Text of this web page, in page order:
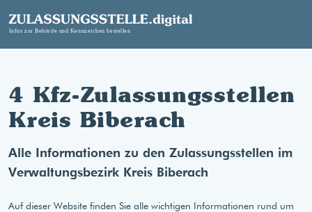
4 Kfz-Zulassungsstellen
Kreis Biberach
Alle Informationen zu den Zulassungsstellen im
Verwaltungsbezirk Kreis Biberach
Auf dieser Website finden Sie alle wichtigen Informationen rund um